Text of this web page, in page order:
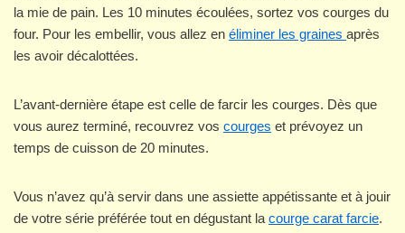
la mie de pain. Les 10 minutes écoulées, sortez vos courges du
four. Pour les embellir, vous allez en éliminer les graines après
les avoir décalottées.
L’avant-dernière étape est celle de farcir les courges. Dès que
vous aurez terminé, recouvrez vos courges et prévoyez un
temps de cuisson de 20 minutes.
Vous n’avez qu’à servir dans une assiette appétissante et à jouir
de votre série préférée tout en dégustant la courge carat farcie.